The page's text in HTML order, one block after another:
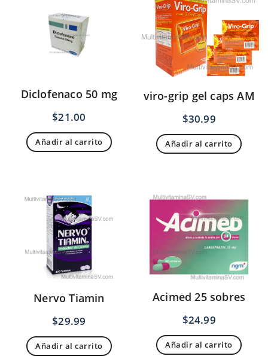
Diclofenaco 50 mg
$21.00
Añadir al carrito
viro-grip gel caps AM
$30.99
Añadir al carrito
Nervo Tiamin
$29.99
Añadir al carrito
Acimed 25 sobres
$24.99
Añadir al carrito